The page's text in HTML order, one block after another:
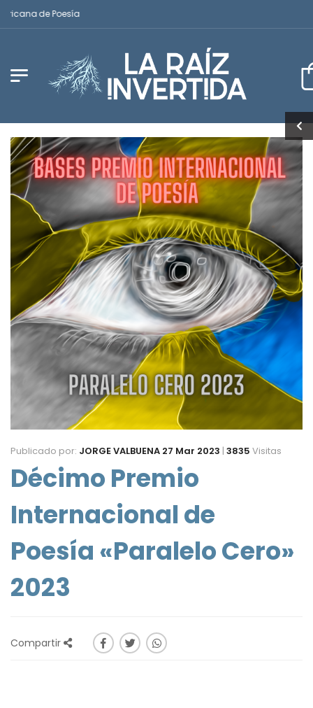
de Poesía
Publicado por: JORGE VALBUENA 27 Mar 2023 | 3835 Visitas
Décimo Premio
Internacional de
Poesía «Paralelo Cero»
2023
Compartir